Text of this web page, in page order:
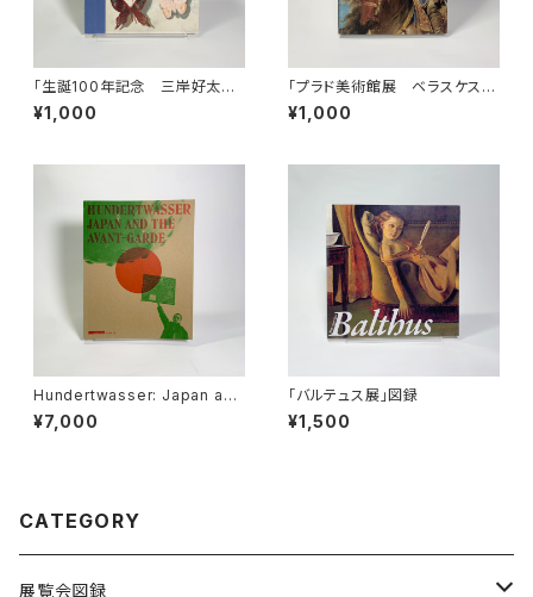
「生誕100年記念 三岸好太郎
展」図録
¥1,000
「プラド美術館展 ベラスケスと
絵画の栄光」図録
¥1,000
Hundertwasser: Japan and
the Avant-Garde
¥7,000
「バルテュス展」図録
¥1,500
CATEGORY
展覧会図録